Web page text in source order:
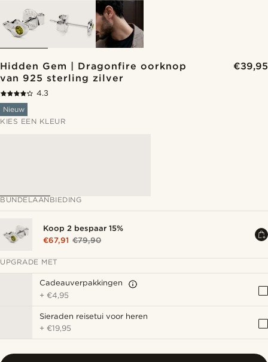
Hidden Gem | Dragonfire oorknop
van 925 sterling zilver
€39,95
4.3
Nieuw
KIES EEN KLEUR
BUNDELAANBIEDING
Koop 2 bespaar 15%
€67,91 €79,90
UPGRADE MET
Cadeauverpakkingen
+€4,95
Sieraden reisetui voor heren
+€19,95